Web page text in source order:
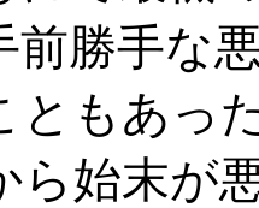
前勝手な
ともあっ
ら始末が